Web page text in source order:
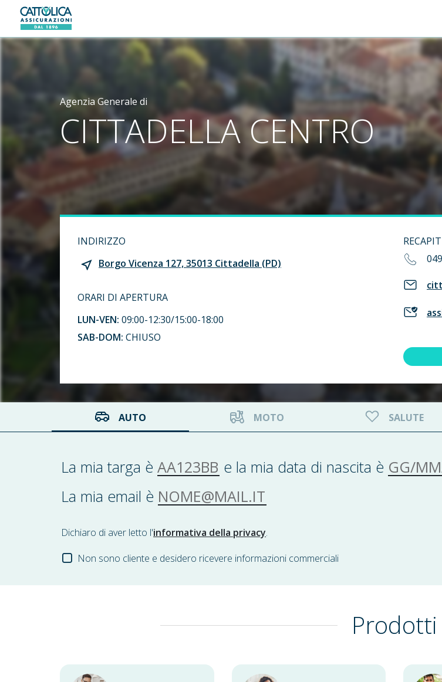
Generali logo
Agenzia Generale di
CITTADELLA CENTRO
INDIRIZZO
Borgo Vicenza 127, 35013 Cittadella (PD)
ORARI DI APERTURA
LUN-VEN: 09:00-12:30/15:00-18:00
SAB-DOM: CHIUSO
AUTO MOTO SALUTE
La mia targa èAA123BB e la mia data di nascita èGG/MM/AAAA
La mia email èNOME@MAIL.IT
Dichiaro di aver letto l'informativa della privacy.
Non sono cliente e desidero ricevere informazioni commerciali
Prodotti